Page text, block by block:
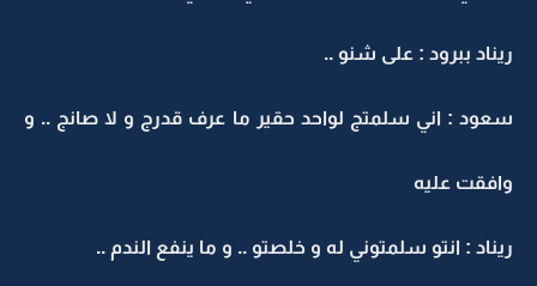
ريناد ببرود : على شنو ..
سعود : اني سلمتج لواحد حقير ما عرف قدرج و لا صانج .. و
وافقت عليه
ريناد : انتو سلمتوني له و خلصتو .. و ما ينفع الندم ..